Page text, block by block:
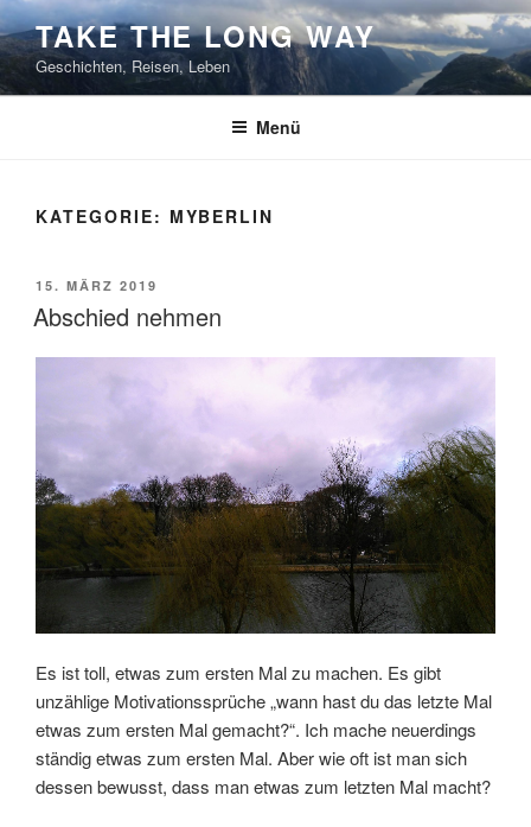
Zum
Inhalt
springen
TAKE THE LONG WAY
Geschichten, Reisen, Leben
Menü
KATEGORIE: MYBERLIN
VERÖFFENTLICHT
AM
15. MÄRZ 2019
Abschied nehmen
Es ist toll, etwas zum ersten Mal zu machen. Es gibt
unzählige Motivationssprüche „wann hast du das letzte Mal
etwas zum ersten Mal gemacht?“. Ich mache neuerdings
ständig etwas zum ersten Mal. Aber wie oft ist man sich
dessen bewusst, dass man etwas zum letzten Mal macht?